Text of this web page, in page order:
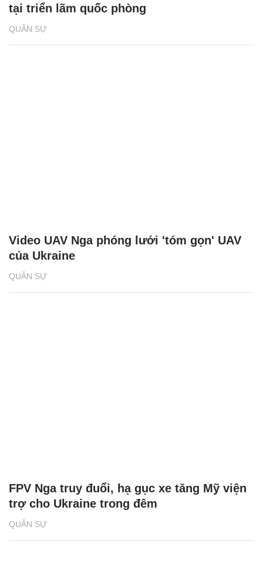
QUÂN SỰ
tại triển lãm quốc phòng
QUÂN SỰ
Video UAV Nga phóng lưới 'tóm gọn' UAV
của Ukraine
QUÂN SỰ
FPV Nga truy đuổi, hạ gục xe tăng Mỹ viện
trợ cho Ukraine trong đêm